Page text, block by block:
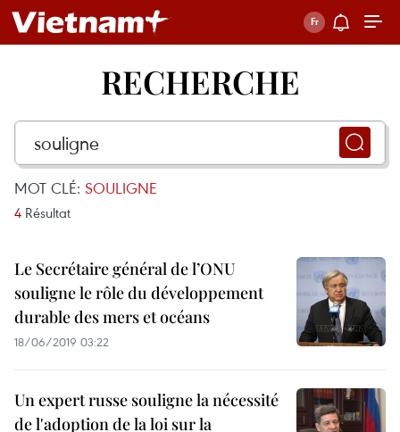
RECHERCHE
MOT CLÉ: SOULIGNE
4 Résultat
Le Secrétaire général de l’ONU
souligne le rôle du développement
durable des mers et océans
18/06/2019 03:22
Un expert russe souligne la nécessité
de l'adoption de la loi sur la